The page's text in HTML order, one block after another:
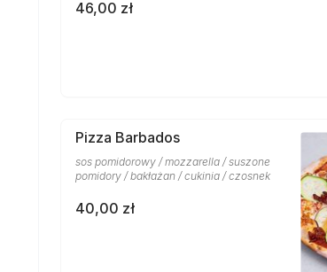
46,00 zł
Pizza Barbados
sos pomidorowy / mozzarella / suszone
pomidory / bakłażan / cukinia / czosnek
40,00 zł